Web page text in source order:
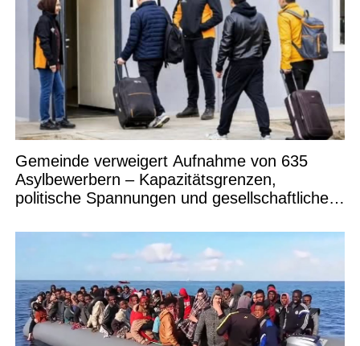
Gemeinde verweigert Aufnahme von 635
Asylbewerbern – Kapazitätsgrenzen,
politische Spannungen und gesellschaftliche